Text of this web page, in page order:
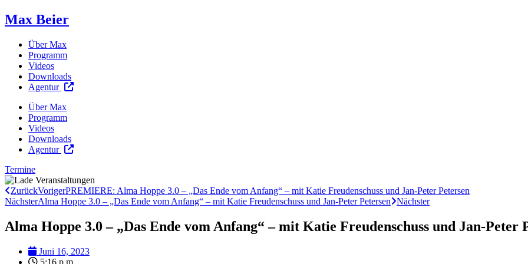
Max Beier
Über Max
Programm
Videos
Downloads
Agentur
Über Max
Programm
Videos
Downloads
Agentur
Termine
ZurückVorigerPREMIERE: Alma Hoppe 3.0 – „Das Ende vom Anfang“ – mit Katie Freudenschuss und Jan-Peter Petersen
NächsterAlma Hoppe 3.0 – „Das Ende vom Anfang“ – mit Katie Freudenschuss und Jan-Peter Petersen Nächster
Alma Hoppe 3.0 – „Das Ende vom Anfang“ – mit Katie Freudenschuss und Jan-Peter
Juni 16, 2023
5:16 p.m.